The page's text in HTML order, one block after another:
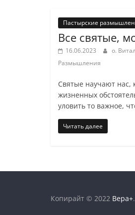
Пастырские
Все святые,
16.06.2023 о.
Размышления
Святые научают нас,
жизненных
уловить то важное,
Читать далее
Копирайт © 2022 Вера+